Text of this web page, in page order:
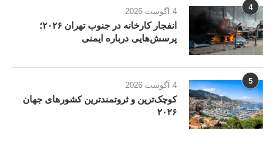
4 4 آگوست 2026
انفجار کارخانه در جنوب تهران ۲۰۲۶؛
پرسش‌هایی درباره ایمنی
5 4 آگوست 2026
کوچک‌ترین و ثروتمندترین کشورهای جهان
۲۰۲۶